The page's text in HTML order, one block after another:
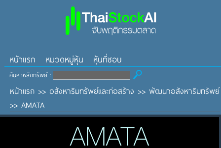
หน้าแรก หมวดหมู่หุ้น หุ้นที่ชอบ
ค้นหาหลักทรัพย์ :
หน้าแรก >> อสังหาริมทรัพย์และก่อสร้าง >> พัฒนาอสังหาริมทรัพย์
>> AMATA
AMATA